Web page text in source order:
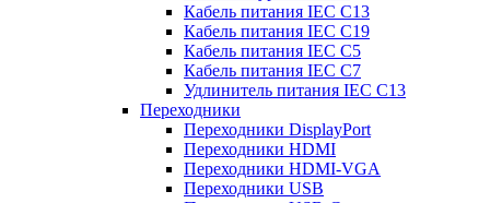
Кабель питания IEC C13
Кабель питания IEC C19
Кабель питания IEC C5
Кабель питания IEC C7
Удлинитель питания IEC C13
Переходники
Переходники DisplayPort
Переходники HDMI
Переходники HDMI-VGA
Переходники USB